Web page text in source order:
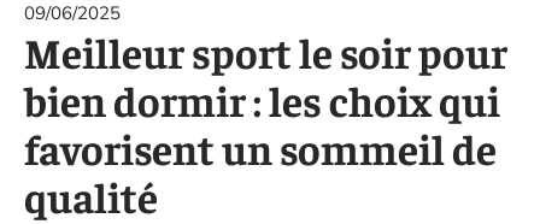
09/06/2025
Meilleur sport le soir pour
bien dormir : les choix qui
favorisent un sommeil de
qualité